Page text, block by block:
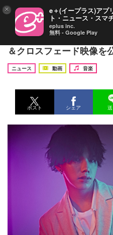
森内寛樹のデビューア
＆クロスフェード映像を
ニュース 動画
音楽
ポスト シェア
× e＋(イープラス)アプ
ト・ニュース・スマ
eplus inc.
無料 - Google Play